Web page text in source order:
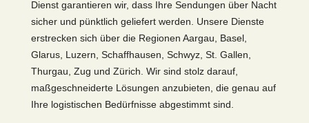
Dienst garantieren wir, dass Ihre Sendungen über Nacht
sicher und pünktlich geliefert werden. Unsere Dienste
erstrecken sich über die Regionen Aargau, Basel,
Glarus, Luzern, Schaffhausen, Schwyz, St. Gallen,
Thurgau, Zug und Zürich. Wir sind stolz darauf,
maßgeschneiderte Lösungen anzubieten, die genau auf
Ihre logistischen Bedürfnisse abgestimmt sind.